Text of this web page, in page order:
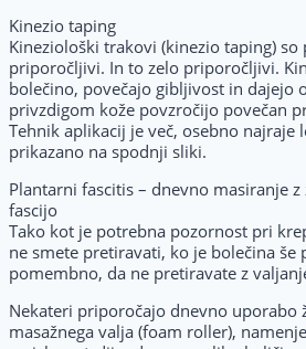
Kinezio taping
Kineziološki trakovi (kinezio taping)
priporočljivi. In to zelo priporočljivi.
bolečino, povečajo gibljivost in dajejo
privzdigom kože povzročijo povečan
Tehnik aplikacij je več, osebno najraje
prikazano na spodnji sliki.
Plantarni fascitis – dnevno masiranje
fascijo
Tako kot je potrebna pozornost pri
ne smete pretiravati, ko je bolečina še
pomembno, da ne pretiravate z
Nekateri priporočajo dnevno uporabo
masažnega valja (foam roller),